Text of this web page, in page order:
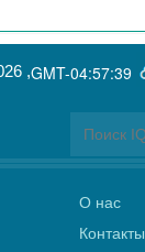
GMT-04:57:39
,
О нас
Контакты